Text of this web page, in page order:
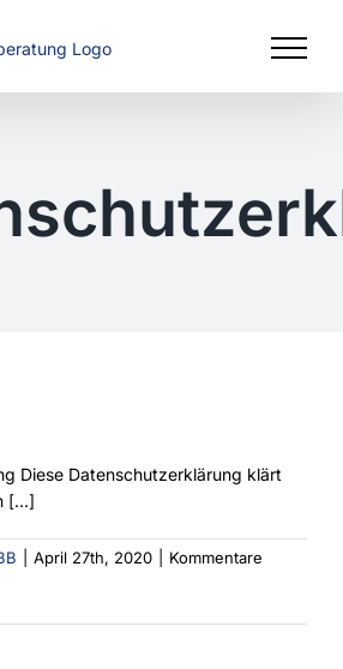
Diese Datenschutzerklärung klärt
[...]
April 27th, 2020
Kommentare